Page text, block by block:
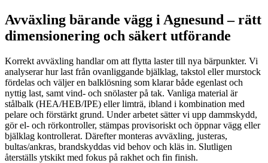
Avväxling bärande vägg i Agnesund – rätt
dimensionering och säkert utförande
Korrekt avväxling handlar om att flytta laster till nya bärpunkter. Vi
analyserar hur last från ovanliggande bjälklag, takstol eller murstock
fördelas och väljer en balklösning som klarar både egenlast och
nyttig last, samt vind- och snölaster på tak. Vanliga material är
stålbalk (HEA/HEB/IPE) eller limträ, ibland i kombination med
pelare och förstärkt grund. Under arbetet sätter vi upp dammskydd,
gör el- och rörkontroller, stämpas provisoriskt och öppnar vägg eller
bjälklag kontrollerat. Därefter monteras avväxling, justeras,
bultas/ankras, brandskyddas vid behov och kläs in. Slutligen
återställs ytskikt med fokus på rakhet och fin finish.